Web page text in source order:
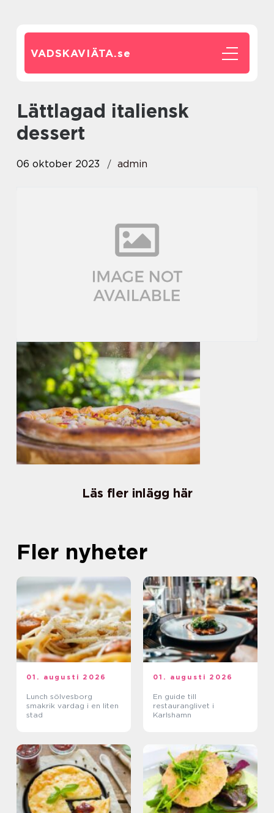
VADSKAVIÄTA.se
lättlagad italiensk
dessert
06 oktober 2023 admin
Läs fler inlägg här
Fler nyheter
01. augusti 2026
Lunch sölvesborg
smakrik vardag i en liten
stad
01. augusti 2026
En guide till
restauranglivet i
Karlshamn